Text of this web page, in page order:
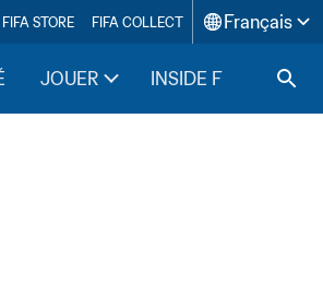
FIFA STORE FIFA COLLECT Français
JOUER INSIDE FIFA